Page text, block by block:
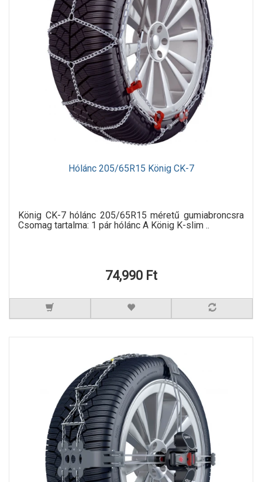
Hólánc 205/65R15 König CK-7
König CK-7 hólánc 205/65R15 méretű gumiabroncsra
Csomag tartalma: 1 pár hólánc A König K-slim ..
74,990 Ft